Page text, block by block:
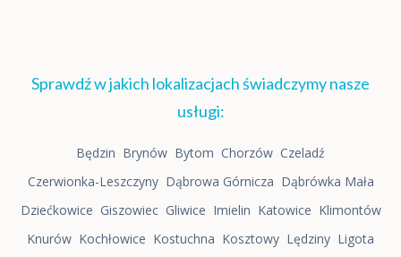
Sprawdź w jakich lokalizacjach świadczymy nasze
usługi:
Będzin Brynów Bytom Chorzów Czeladź
Czerwionka-Leszczyny Dąbrowa Górnicza Dąbrówka Mała
Dziećkowice Giszowiec Gliwice Imielin Katowice Klimontów
Knurów Kochłowice Kostuchna Kosztowy Lędziny Ligota